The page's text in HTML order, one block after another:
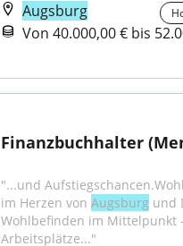
Augsburg
Von 40.000,00 € bis
Finanzbuchhalter
"...und
im Herzen von Augsburg und
Wohlbefinden im Mittelpunkt
Arbeitsplätze..."